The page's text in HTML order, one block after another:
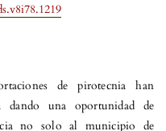
de pirotecnia han
dando una oportunidad de
no solo al municipio de